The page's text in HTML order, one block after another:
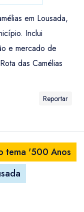
em Lousada,
Inclui
e mercado de
das Camélias
Reportar
tema '500 Anos